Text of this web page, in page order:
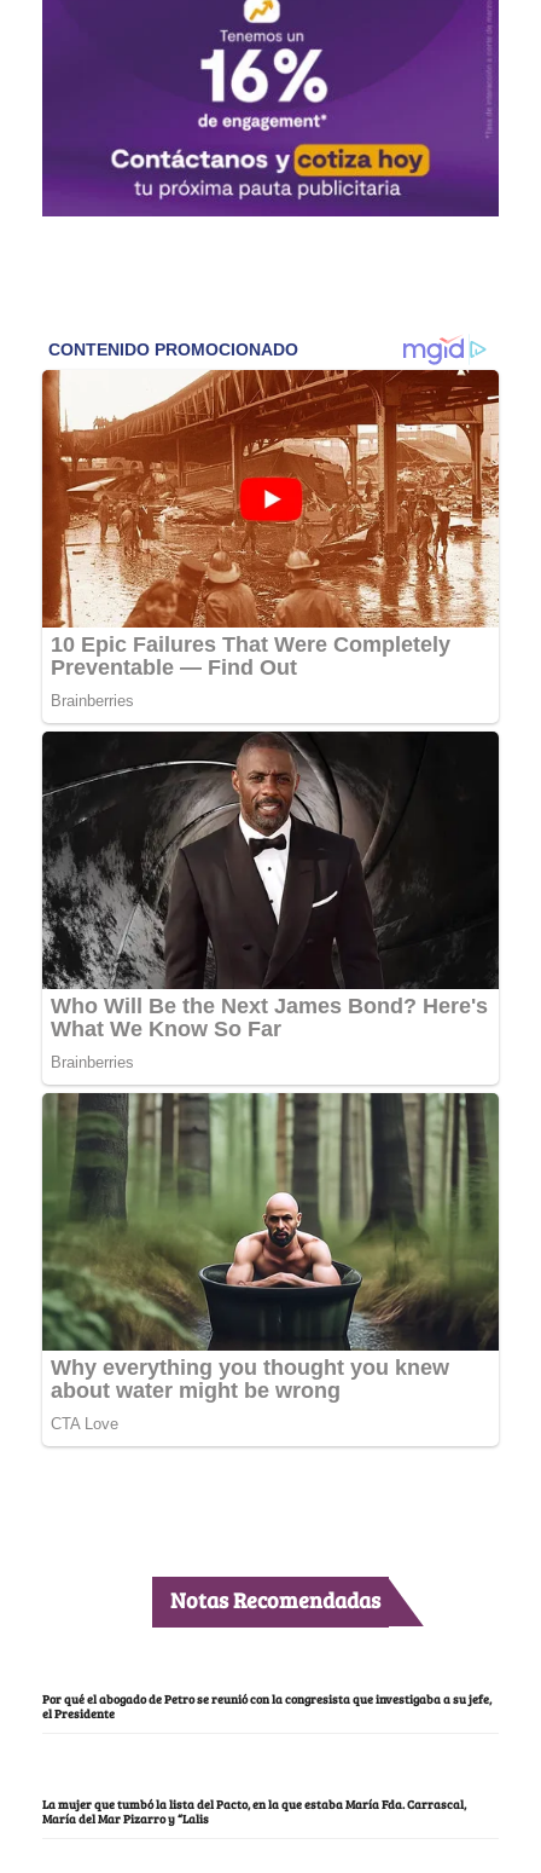
Notas Recomendadas
Por qué el abogado de Petro se reunió con la congresista que investigaba a su jefe,
el Presidente
La mujer que tumbó la lista del Pacto, en la que estaba María Fda. Carrascal,
María del Mar Pizarro y “Lalis